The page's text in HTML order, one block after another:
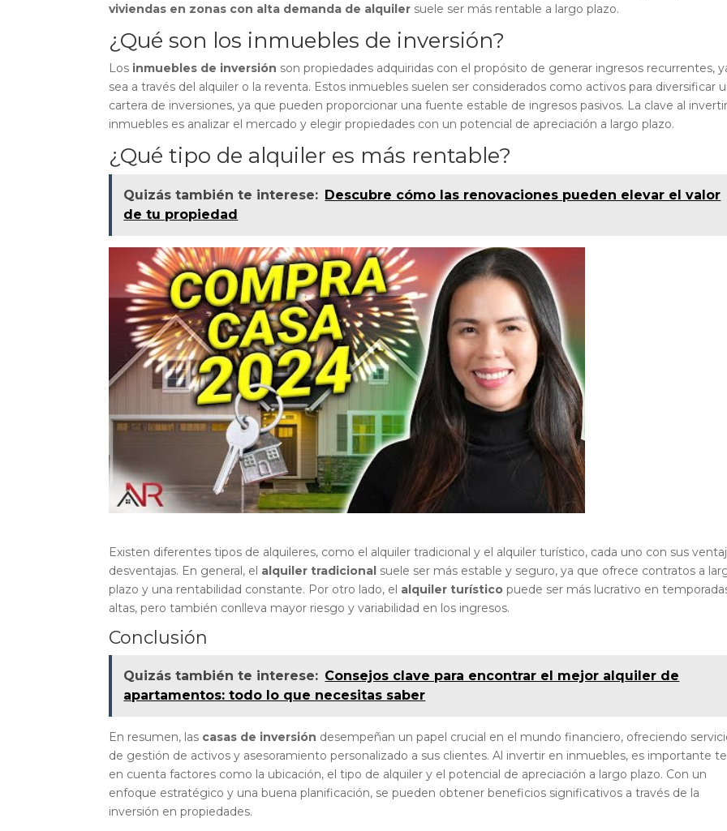
viviendas en zonas con alta demanda de alquiler suele ser más rentable a largo plazo.
¿Qué son los inmuebles de inversión?
Los inmuebles de inversión son propiedades adquiridas con el propósito de generar ingresos recurrentes,
sea a través del alquiler o la reventa. Estos inmuebles suelen ser considerados como activos para diversificar
cartera de inversiones, ya que pueden proporcionar una fuente estable de ingresos pasivos. La clave al
inmuebles es analizar el mercado y elegir propiedades con un potencial de apreciación a largo plazo.
¿Qué tipo de alquiler es más rentable?
Quizás también te interese: Descubre cómo las renovaciones pueden elevar el valor
de tu propiedad
Existen diferentes tipos de alquileres, como el alquiler tradicional y el alquiler turístico, cada uno con sus
desventajas. En general, el alquiler tradicional suele ser más estable y seguro, ya que ofrece contratos a
plazo y una rentabilidad constante. Por otro lado, el alquiler turístico puede ser más lucrativo en
altas, pero también conlleva mayor riesgo y variabilidad en los ingresos.
Conclusión
Quizás también te interese: Consejos clave para encontrar el mejor alquiler de
apartamentos: todo lo que necesitas saber
En resumen, las casas de inversión desempeñan un papel crucial en el mundo financiero, ofreciendo
de gestión de activos y asesoramiento personalizado a sus clientes. Al invertir en inmuebles, es importante
en cuenta factores como la ubicación, el tipo de alquiler y el potencial de apreciación a largo plazo. Con un
enfoque estratégico y una buena planificación, se pueden obtener beneficios significativos a través de la
inversión en propiedades.